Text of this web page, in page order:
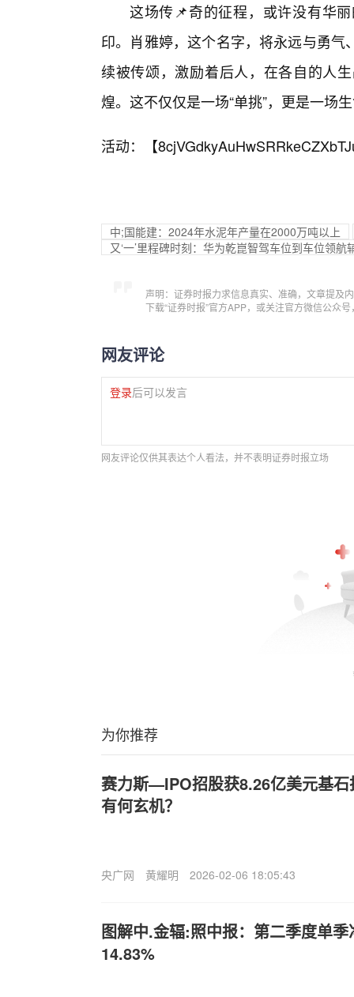
这场传📌奇的征程，或许没有华
印。肖雅婷，这个名字，将永远与勇
续被传颂，激励着后人，在各自的人
煌。这不仅仅是一场“单挑”，更是一场
活动：【
中;国能建：2024年水泥年产量在2000万吨以上
又‘一’里程碑时刻：华为乾崑智驾车位到车位领
声明：证券时报力求信息真实、准确，文章提及
下载“证券时报”官方APP，或关注官方微信公众
网友评论
登录后可以发言
网友评论仅供其表达个人看法，并不表明证券时报立场
为你推荐
赛力斯—IPO招股获8.26亿美元基石
有何玄机？
央广网 黄耀明 2026-02-06 18:05:43
图解中.金辐:照中报：第二季度单
14.83%